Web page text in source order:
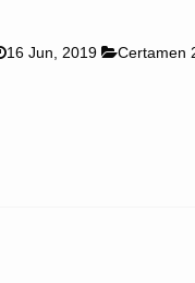
16 Jun, 2019
Certamen